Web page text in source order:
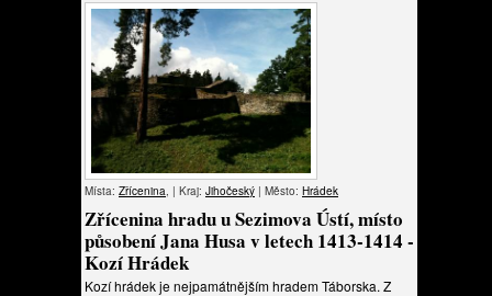
Místa: Zřícenina, | Kraj: Jihočeský | Město: Hrádek
Zřícenina hradu u Sezimova Ústí, místo
působení Jana Husa v letech 1413-1414 -
Kozí Hrádek
Kozí hrádek je nejpamátnějším hradem Táborska. Z